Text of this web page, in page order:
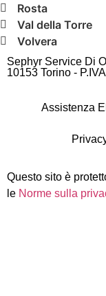
Rosta
Val della Torre
Volvera
Sephyr Service Di
10153 Torino -
Assistenza
Questo sito è
le Norme sulla